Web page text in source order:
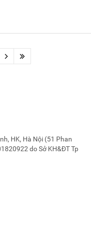
HK, Hà Nội (51 Phan
do Sở KH&ĐT Tp